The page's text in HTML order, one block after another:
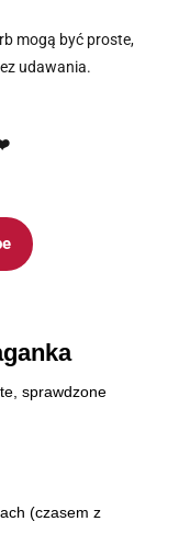
mogą być proste,
udawania.
sprawdzone
(czasem z